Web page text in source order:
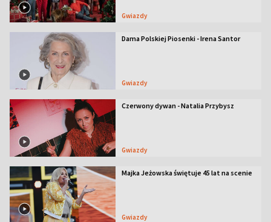
Gwiazdy
Dama Polskiej Piosenki - Irena Santor
Gwiazdy
Czerwony dywan - Natalia Przybysz
Gwiazdy
Majka Jeżowska świętuje 45 lat na scenie
Gwiazdy